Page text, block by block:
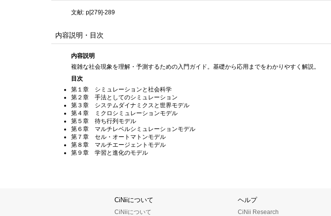
文献: p[279]-289
内容説明・目次
内容説明
複雑な社会現象を理解・予測するための入門ガイド。基礎から応用までをわかりやすく解説。
目次
第１章 シミュレーションと社会科学
第２章 手法としてのシミュレーション
第３章 システムダイナミクスと世界モデル
第４章 ミクロシミュレーションモデル
第５章 待ち行列モデル
第６章 マルチレベルシミュレーションモデル
第７章 セル・オートマトンモデル
第８章 マルチエージェントモデル
第９章 学習と進化のモデル
CiNiiについて
CiNiiについて
ヘルプ
CiNii Research